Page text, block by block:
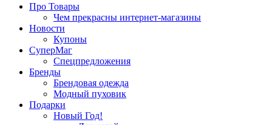
Про Товары
Чем прекрасны интернет-магазины
Новости
Купоны
СуперМаг
Спецпредложения
Бренды
Брендовая одежда
Модный пуховик
Подарки
Новый Год!